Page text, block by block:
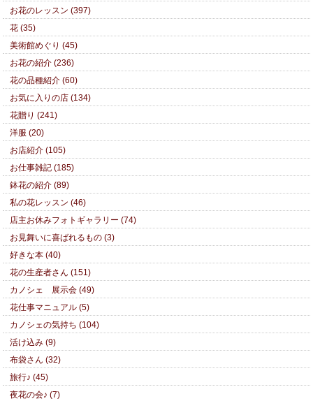
お花のレッスン (397)
花 (35)
美術館めぐり (45)
お花の紹介 (236)
花の品種紹介 (60)
お気に入りの店 (134)
花贈り (241)
洋服 (20)
お店紹介 (105)
お仕事雑記 (185)
鉢花の紹介 (89)
私の花レッスン (46)
店主お休みフォトギャラリー (74)
お見舞いに喜ばれるもの (3)
好きな本 (40)
花の生産者さん (151)
カノシェ 展示会 (49)
花仕事マニュアル (5)
カノシェの気持ち (104)
活け込み (9)
布袋さん (32)
旅行♪ (45)
夜花の会♪ (7)